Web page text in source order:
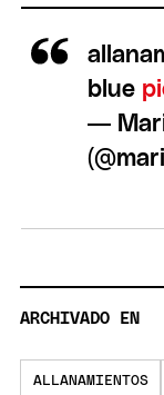
blue
—
ARCHIVADO EN
ALLANAMIENTOS